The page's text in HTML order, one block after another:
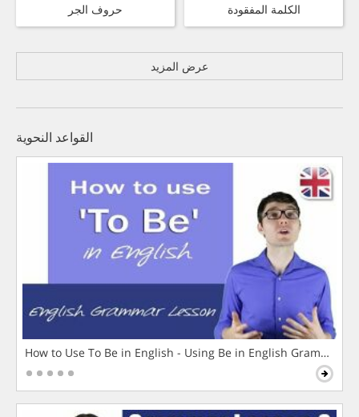
حروف الجر الكلمة المفقودة
عرض المزيد
القواعد النحوية
How to Use To Be in English - Using Be in English Grammar